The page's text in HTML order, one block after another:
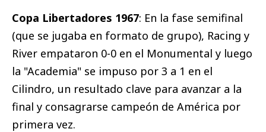
Copa Libertadores 1967: En la fase semifinal
(que se jugaba en formato de grupo), Racing y
River empataron 0-0 en el Monumental y luego
la "Academia" se impuso por 3 a 1 en el
Cilindro, un resultado clave para avanzar a la
final y consagrarse campeón de América por
primera vez.